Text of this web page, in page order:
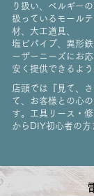
り扱い、ベルギー
扱っているモール
材、大工道具、
塩ビパイプ、異形
ーザーニーズにお
安く提供できるよ
店頭では『見て、
て、お客様との心
す。工具リース・
からDIY初心者の方